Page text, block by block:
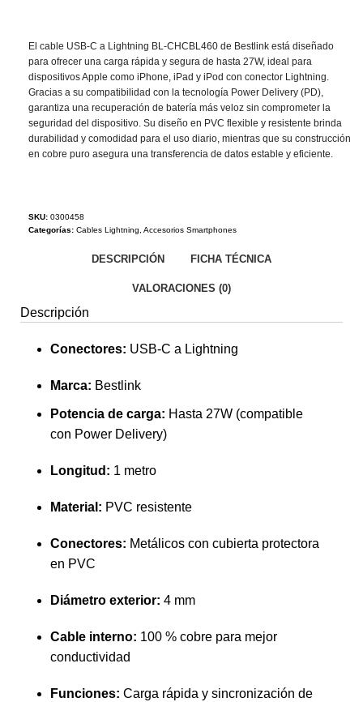
El cable USB-C a Lightning BL-CHCBL460 de Bestlink está diseñado
para ofrecer una carga rápida y segura de hasta 27W, ideal para
dispositivos Apple como iPhone, iPad y iPod con conector Lightning.
Gracias a su compatibilidad con la tecnología Power Delivery (PD),
garantiza una recuperación de batería más veloz sin comprometer la
seguridad del dispositivo. Su diseño en PVC flexible y resistente brinda
durabilidad y comodidad para el uso diario, mientras que su construcción
en cobre puro asegura una transferencia de datos estable y eficiente.
SKU: 0300458
Categorías: Cables Lightning Accesorios Smartphones
DESCRIPCIÓN FICHA TÉCNICA
VALORACIONES (0)
Descripción
Conectores: USB-C a Lightning
Marca: Bestlink
Potencia de carga: Hasta 27W (compatible
con Power Delivery)
Longitud: 1 metro
Material: PVC resistente
Conectores: Metálicos con cubierta protectora
en PVC
Diámetro exterior: 4 mm
Cable interno: 100 % cobre para mejor
conductividad
Funciones: Carga rápida y sincronización de